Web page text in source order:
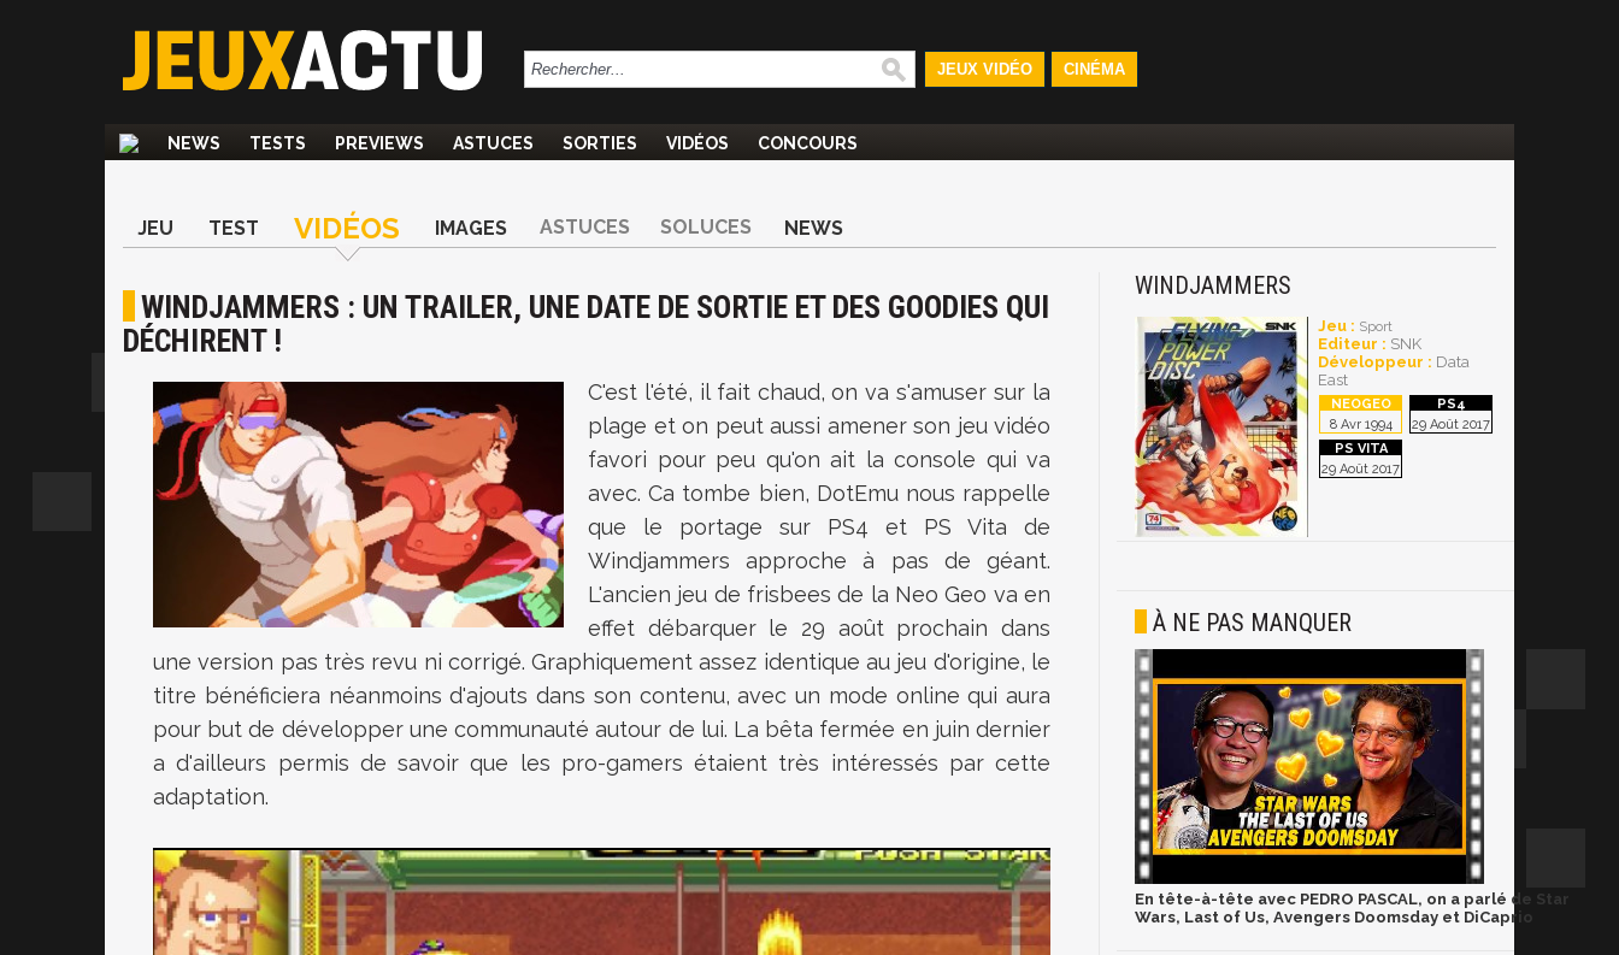
JEUX VIDÉO CINÉMA
NEWS TESTS PREVIEWS ASTUCES SORTIES VIDÉOS CONCOURS
JEU TEST VIDÉOS IMAGES ASTUCES SOLUCES NEWS
WINDJAMMERS : UN TRAILER, UNE DATE DE SORTIE ET DES GOODIES QUI
DÉCHIRENT !
C'est l'été, il fait chaud, on va s'amuser sur la
plage et on peut aussi amener son jeu vidéo
favori pour peu qu'on ait la console qui va
avec. Ca tombe bien, DotEmu nous rappelle
que le portage sur PS4 et PS Vita de
Windjammers approche à pas de géant.
L'ancien jeu de frisbees de la Neo Geo va en
effet débarquer le 29 août prochain dans
une version pas très revu ni corrigé. Graphiquement assez identique au jeu d'origine, le
titre bénéficiera néanmoins d'ajouts dans son contenu, avec un mode online qui aura
pour but de développer une communauté autour de lui. La bêta fermée en juin dernier
a d'ailleurs permis de savoir que les pro-gamers étaient très intéressés par cette
adaptation.
WINDJAMMERS
Jeu : Sport
Editeur : SNK
Développeur : Data
East
8 Avr 1994 29 Août 2017
29 Août 2017
À NE PAS MANQUER
En tête-à-tête avec PEDRO PASCAL, on a parlé de Star
Wars, Last of Us, Avengers Doomsday et DiCaprio